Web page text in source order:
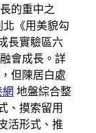
的重中之
《用美貌勾
長實驗區六
會成長。詳
但陳居白處
地盤綜合整
、摸索留用
活形式、推